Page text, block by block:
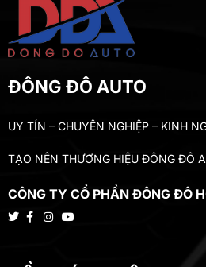
ĐÔNG ĐÔ AUTO
UY TÍN – CHUYÊN NGHIỆP – KINH
TẠO NÊN THƯƠNG HIỆU ĐÔNG ĐÔ
CÔNG TY CỔ PHẦN ĐÔNG ĐÔ